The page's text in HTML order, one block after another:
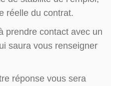
réelle du contrat.
prendre contact avec un
saura vous renseigner
réponse vous sera